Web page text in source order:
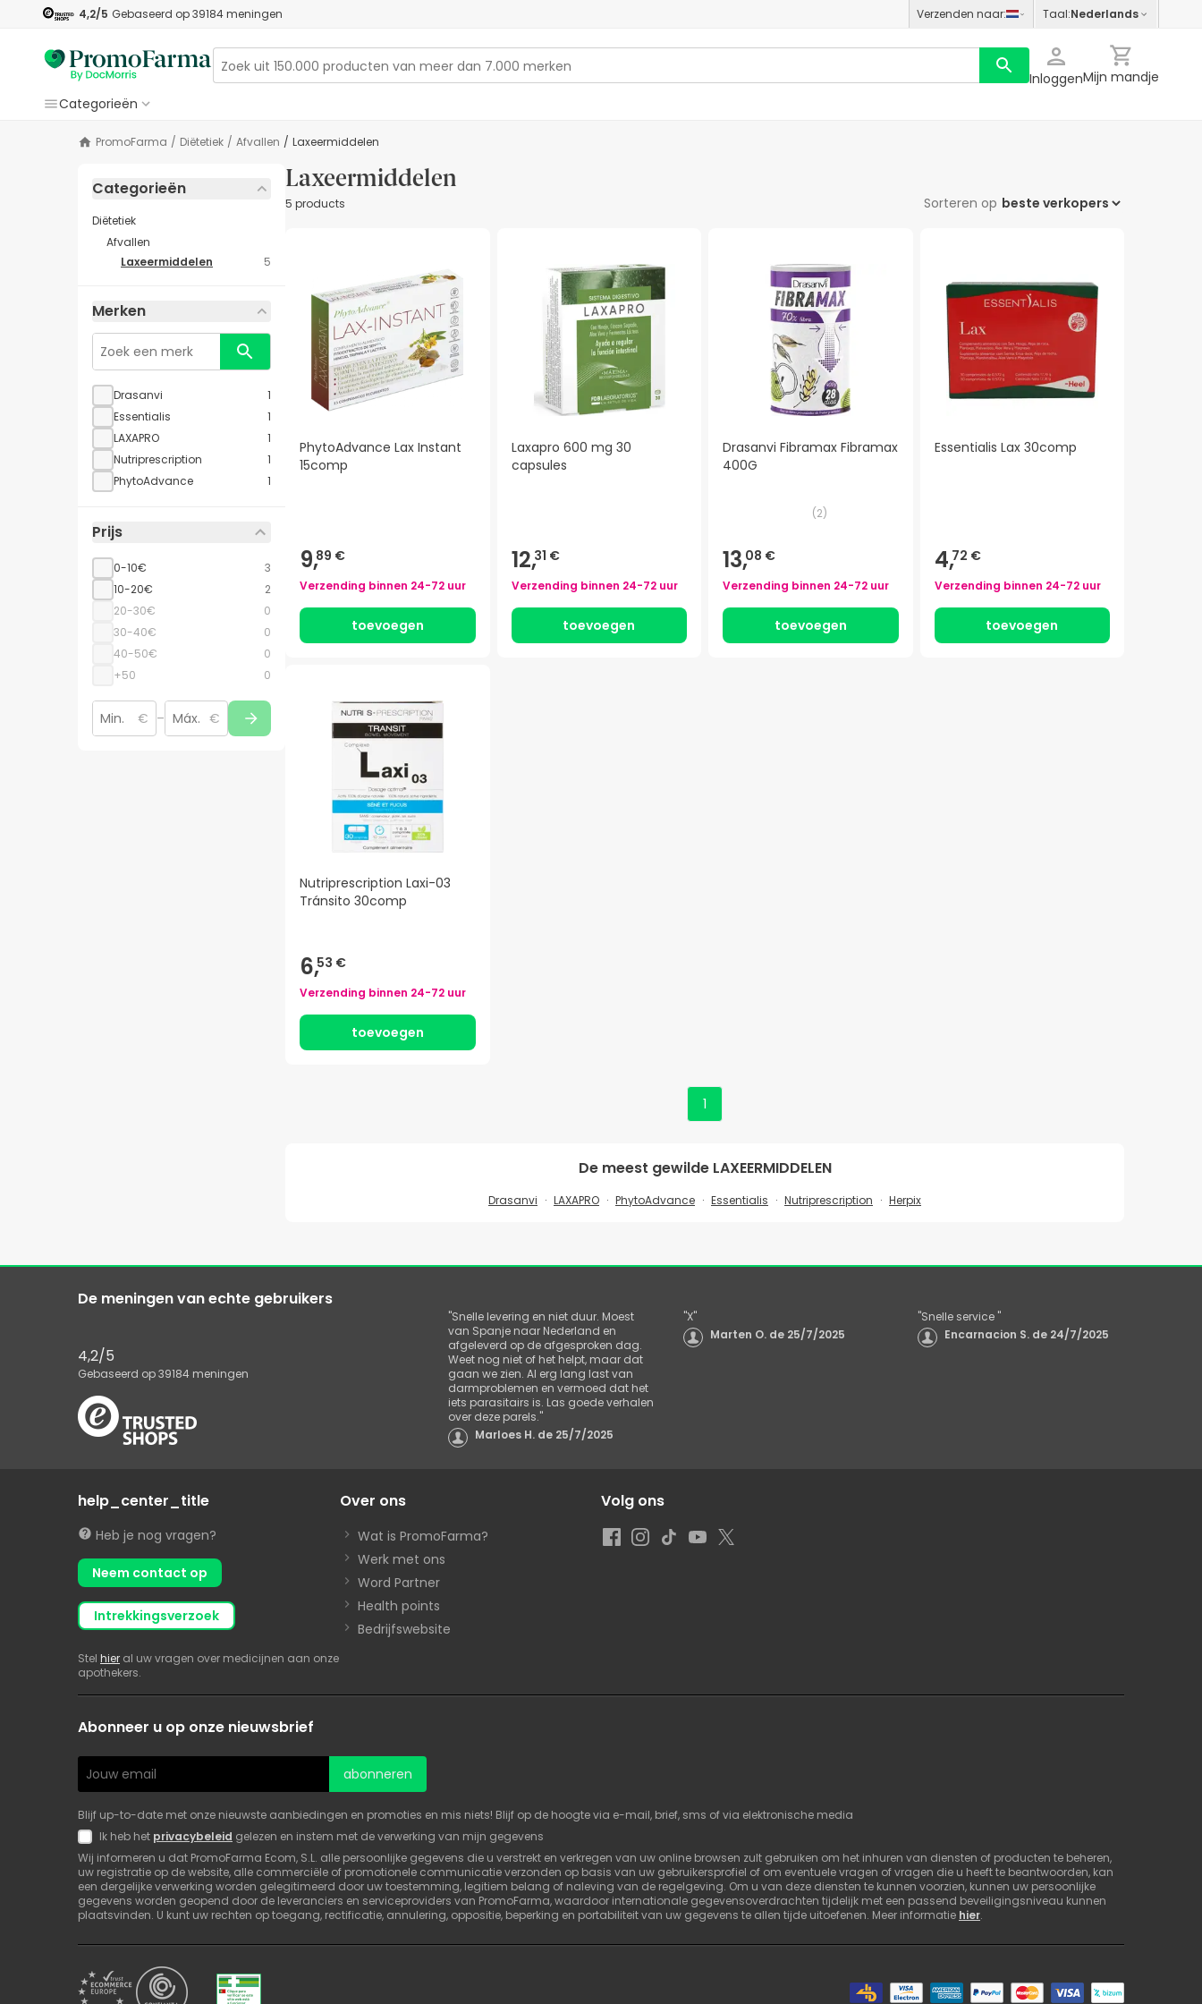
4,2/5 Gebaseerd op39184meningen Verzenden naar: Taal:Nederlands
InloggenMijn mandje
Categorieën
PromoFarma / Diëtetiek / Afvallen / Laxeermiddelen
Categorieën
Diëtetiek
Afvallen
Laxeermiddelen
5
Merken
Drasanvi
1
Essentialis
1
LAXAPRO
1
Nutriprescription
1
PhytoAdvance
1
Prijs
0-10€
3
10-20€
2
20-30€
0
30-40€
0
40-50€
0
+50
0
€ – €
Laxeermiddelen
5 products Sorteren op
PhytoAdvance Lax Instant
15comp
9,89 €
Verzending binnen 24-72 uur
toevoegen
Laxapro 600 mg 30
capsules
12,31 €
Verzending binnen 24-72 uur
toevoegen
Drasanvi Fibramax Fibramax
400G
(2)
13,08 €
Verzending binnen 24-72 uur
toevoegen
Essentialis Lax 30comp
4,72 €
Verzending binnen 24-72 uur
toevoegen
Nutriprescription Laxi-03
Tránsito 30comp
6,53 €
Verzending binnen 24-72 uur
toevoegen
1
De meest gewilde LAXEERMIDDELEN
Drasanvi LAXAPRO PhytoAdvance Essentialis Nutriprescription Herpix
De meningen van echte gebruikers
4,2/5
Gebaseerd op39184 meningen
"Snelle levering en niet duur. Moest
van Spanje naar Nederland en
afgeleverd op de afgesproken dag.
Weet nog niet of het helpt, maar dat
gaan we zien. Al erg lang last van
darmproblemen en vermoed dat het
iets parasitairs is. Las goede verhalen
over deze parels."
Marloes H. de 25/7/2025
"X"
Marten O. de 25/7/2025
"Snelle service "
Encarnacion S. de 24/7/2025
help_center_title
Heb je nog vragen?
Neem contact op
intrekkingsverzoek
Stel hier al uw vragen over medicijnen aan onze
apothekers.
Over ons
Wat is PromoFarma?
Werk met ons
Word Partner
Health points
Bedrijfswebsite
Volg ons
Abonneer u op onze nieuwsbrief
abonneren
Blijf up-to-date met onze nieuwste aanbiedingen en promoties en mis niets! Blijf op de hoogte via e-mail, brief, sms of via elektronische media
Ik heb het privacybeleid gelezen en instem met de verwerking van mijn gegevens
Wij informeren u dat PromoFarma Ecom, S.L. alle persoonlijke gegevens die u verstrekt en verkregen van uw online browsen zult gebruiken om het inhuren van diensten of producten te beheren,
uw registratie op de website, alle commerciële of promotionele communicatie verzonden op basis van uw gebruikersprofiel of om eventuele vragen of vragen die u heeft te beantwoorden, kan
een dergelijke verwerking worden gelegitimeerd door uw toestemming, legitiem belang of naleving van de regelgeving. Om u van deze diensten te kunnen voorzien, kunnen uw persoonlijke
gegevens worden geopend door de leveranciers en serviceproviders van PromoFarma, waardoor internationale gegevensoverdrachten tijdelijk met een passend beveiligingsniveau kunnen
plaatsvinden. U kunt uw rechten op toegang, rectificatie, annulering, oppositie, beperking en portabiliteit van uw gegevens te allen tijde uitoefenen. Meer informatie hier.